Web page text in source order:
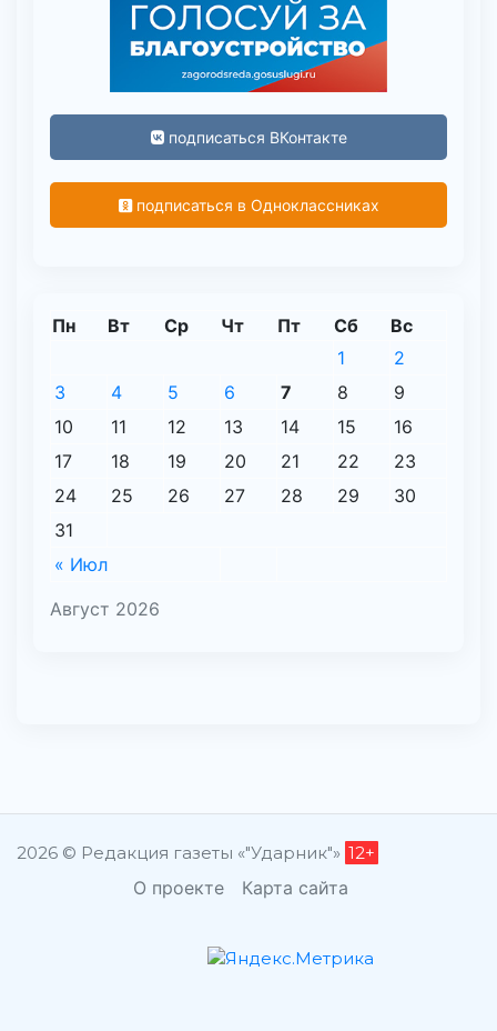
подписаться ВКонтакте
подписаться в Одноклассниках
Август 2026
Пн Вт Ср Чт Пт Сб Вс
« Июл
1
2
3
4 5 6 7 8
9
10
11 12 13 14 15
16
17
18 19 20 21 22
23
24
25 26 27 28 29
30
31
2026 © Редакция газеты «"Ударник"» 12+
О проекте Карта сайта